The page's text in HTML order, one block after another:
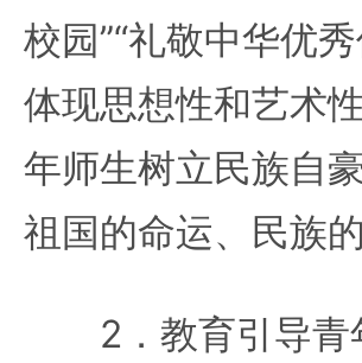
校园”“礼敬中华优
体现思想性和艺术
年师生树立民族自
祖国的命运、民族
2．教育引导青